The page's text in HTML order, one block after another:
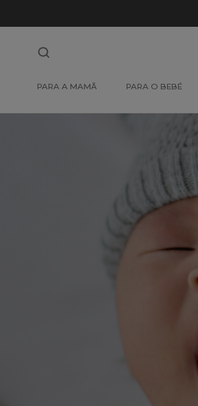
de
Produto
Sem
Produto
PARA A MAMÃ PARA O BEBÉ